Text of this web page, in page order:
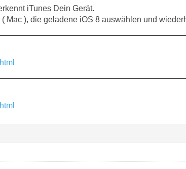
iTunes Dein Gerät.
( Mac ), die geladene iOS 8 auswählen und